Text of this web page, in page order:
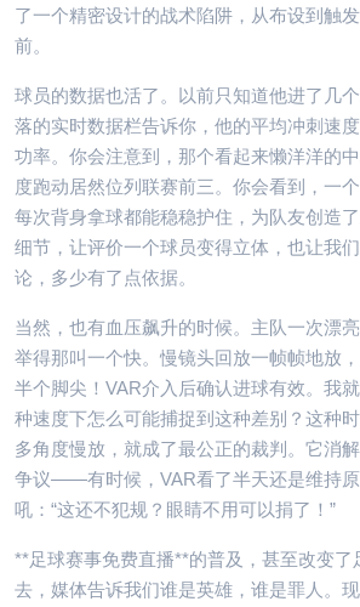
了一个精密设计的战术陷阱，从布设到触
前。
球员的数据也活了。以前只知道他进了几
落的实时数据栏告诉你，他的平均冲刺速
功率。你会注意到，那个看起来懒洋洋的
度跑动居然位列联赛前三。你会看到，一
每次背身拿球都能稳稳护住，为队友创造
细节，让评价一个球员变得立体，也让我
论，多少有了点依据。
当然，也有血压飙升的时候。主队一次漂
举得那叫一个快。慢镜头回放一帧帧地放
半个脚尖！VAR介入后确认进球有效。我
种速度下怎么可能捕捉到这种差别？这种
多角度慢放，就成了最公正的裁判。它消
争议——有时候，VAR看了半天还是维持
吼：“这还不犯规？眼睛不用可以捐了！”
**足球赛事免费直播**的普及，甚至改变了
去，媒体告诉我们谁是英雄，谁是罪人。